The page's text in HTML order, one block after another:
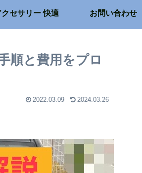
クセサリー 快適 お問い合わせ
順と費用をプロ
2022.03.09 2024.03.26